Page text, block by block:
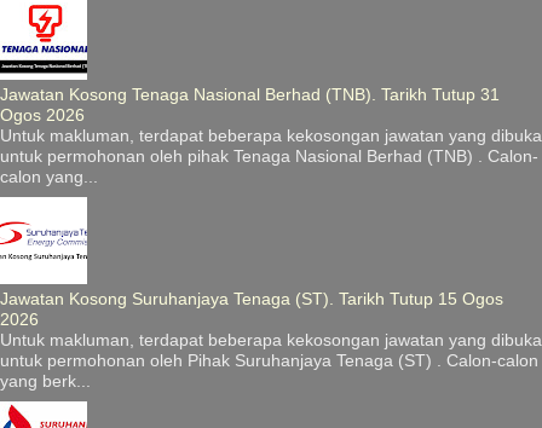
Jawatan Kosong Tenaga Nasional Berhad (TNB). Tarikh Tutup 31
Ogos 2026
Untuk makluman, terdapat beberapa kekosongan jawatan yang dibuka
untuk permohonan oleh pihak Tenaga Nasional Berhad (TNB) . Calon-
calon yang...
Jawatan Kosong Suruhanjaya Tenaga (ST). Tarikh Tutup 15 Ogos
2026
Untuk makluman, terdapat beberapa kekosongan jawatan yang dibuka
untuk permohonan oleh Pihak Suruhanjaya Tenaga (ST) . Calon-calon
yang berk...